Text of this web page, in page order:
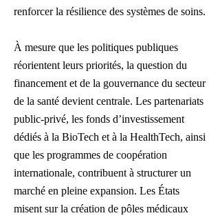
renforcer la résilience des systèmes de soins.
À mesure que les politiques publiques
réorientent leurs priorités, la question du
financement et de la gouvernance du secteur
de la santé devient centrale. Les partenariats
public-privé, les fonds d’investissement
dédiés à la BioTech et à la HealthTech, ainsi
que les programmes de coopération
internationale, contribuent à structurer un
marché en pleine expansion. Les États
misent sur la création de pôles médicaux